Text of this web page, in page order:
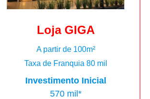
Loja GIGA
A partir de 100m²
Taxa de Franquia 80 mil
Investimento Inicial
570 mil*